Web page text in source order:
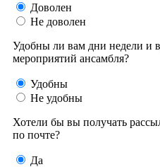
Доволен
Не доволен
Удобны ли вам дни недели и
мероприятий ансамбля?
Удобны
Не удобны
Хотели бы вы получать
по почте?
Да